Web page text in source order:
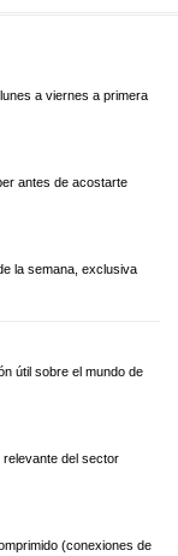
a viernes a primera
antes de acostarte
la semana, exclusiva
útil sobre el mundo de
del sector
(conexiones de